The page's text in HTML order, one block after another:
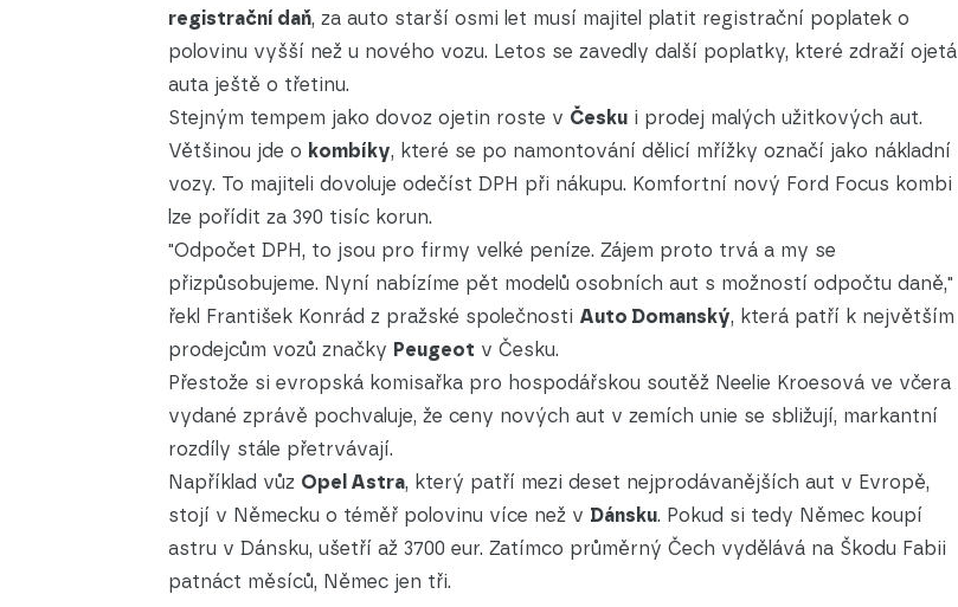
registrační daň, za auto starší osmi let musí majitel platit registrační poplatek o
polovinu vyšší než u nového vozu. Letos se zavedly další poplatky, které zdraží ojetá
auta ještě o třetinu.
Stejným tempem jako dovoz ojetin roste v Česku i prodej malých užitkových aut.
Většinou jde o kombíky, které se po namontování dělicí mřížky označí jako nákladní
vozy. To majiteli dovoluje odečíst DPH při nákupu. Komfortní nový Ford Focus kombi
lze pořídit za 390 tisíc korun.
"Odpočet DPH, to jsou pro firmy velké peníze. Zájem proto trvá a my se
přizpůsobujeme. Nyní nabízíme pět modelů osobních aut s možností odpočtu daně,"
řekl František Konrád z pražské společnosti Auto Domanský, která patří k největším
prodejcům vozů značky Peugeot v Česku.
Přestože si evropská komisařka pro hospodářskou soutěž Neelie Kroesová ve včera
vydané zprávě pochvaluje, že ceny nových aut v zemích unie se sbližují, markantní
rozdíly stále přetrvávají.
Například vůz Opel Astra, který patří mezi deset nejprodávanějších aut v Evropě,
stojí v Německu o téměř polovinu více než v Dánsku. Pokud si tedy Němec koupí
astru v Dánsku, ušetří až 3700 eur. Zatímco průměrný Čech vydělává na Škodu Fabii
patnáct měsíců, Němec jen tři.